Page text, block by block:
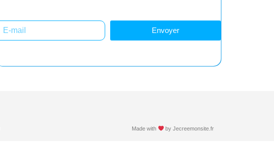
Envoyer
Made with byJecreemonsite.fr​